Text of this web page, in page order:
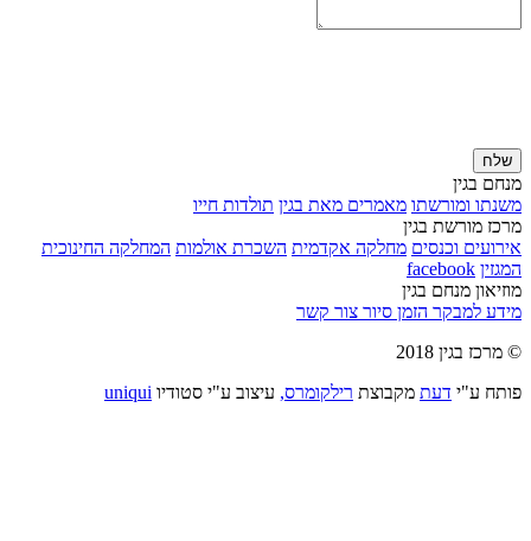
שלח
מנחם בגין
משנתו ומורשתו מאמרים מאת בגין תולדות חייו
מרכז מורשת בגין
אירועים וכנסים מחלקה אקדמית השכרת אולמות המחלקה החינוכית
המגזין facebook
מוזיאון מנחם בגין
מידע למבקר הזמן סיור צור קשר
© מרכז בגין 2018
פותח ע"י דעת מקבוצת רילקומרס, עיצוב ע"י סטודיו uniqui